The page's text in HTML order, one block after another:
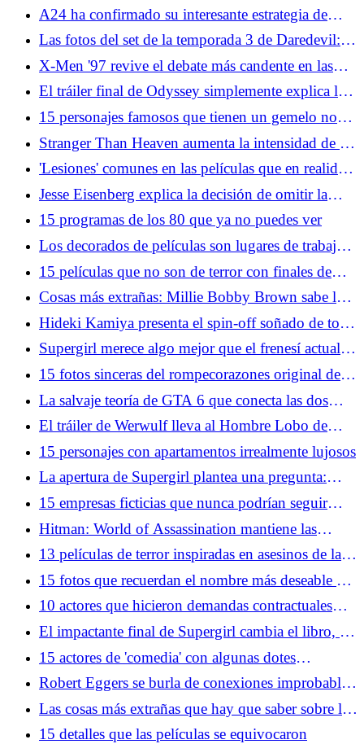
en detrimento de los consumidores
A24 ha confirmado su interesante estrategia de
relanzamiento para trastiendas
Las fotos del set de la temporada 3 de Daredevil:
Born Again muestran el reemplazo de un héroe
X-Men '97 revive el debate más candente en las
tiendas de cómics de la década de 1990
El tráiler final de Odyssey simplemente explica la
trama para que los grandes no clásicos también la
disfruten
15 personajes famosos que tienen un gemelo no
famoso
Stranger Than Heaven aumenta la intensidad de la
franquicia Brawler de Sega
'Lesiones' comunes en las películas que en realidad
serían fatales en la vida real
Jesse Eisenberg explica la decisión de omitir la
secuela de la red social
15 programas de los 80 que ya no puedes ver
Los decorados de películas son lugares de trabajo,
no moleste a los empleados
15 películas que no son de terror con finales de
película de terror
Cosas más extrañas: Millie Bobby Brown sabe lo
que les pasó a Eleven y nosotros nunca lo
sabremos
Hideki Kamiya presenta el spin-off soñado de todo
fanático de Resident Evil
Supergirl merece algo mejor que el frenesí actual
de los medios
15 fotos sinceras del rompecorazones original de
Hollywood
La salvaje teoría de GTA 6 que conecta las dos
franquicias más importantes de Rockstar
El tráiler de Werwulf lleva al Hombre Lobo de
regreso a sus raíces anteriores a la Ilustración
15 personajes con apartamentos irrealmente lujosos
La apertura de Supergirl plantea una pregunta:
¿Qué superhéroes aún pueden gobernar la taquilla?
15 empresas ficticias que nunca podrían seguir
funcionando en el mundo real
Hitman: World of Assassination mantiene las
sorpresas cinco años después
13 películas de terror inspiradas en asesinos de la
vida real
15 fotos que recuerdan el nombre más deseable de
Hollywood
10 actores que hicieron demandas contractuales
especialmente únicas
El impactante final de Supergirl cambia el libro, el
personaje y las obras
15 actores de 'comedia' con algunas dotes
dramáticas serias
Robert Eggers se burla de conexiones improbables
entre The Northman y Werwulf
Las cosas más extrañas que hay que saber sobre los
extraterrestres, según los teóricos de la conspiración
15 detalles que las películas se equivocaron